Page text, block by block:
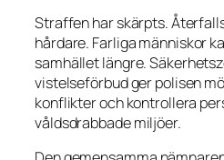
Straffen har skärpts.
hårdare. Farliga människor
samhället längre.
vistelseförbud ger polisen
konflikter och kontrollera
våldsdrabbade miljöer.